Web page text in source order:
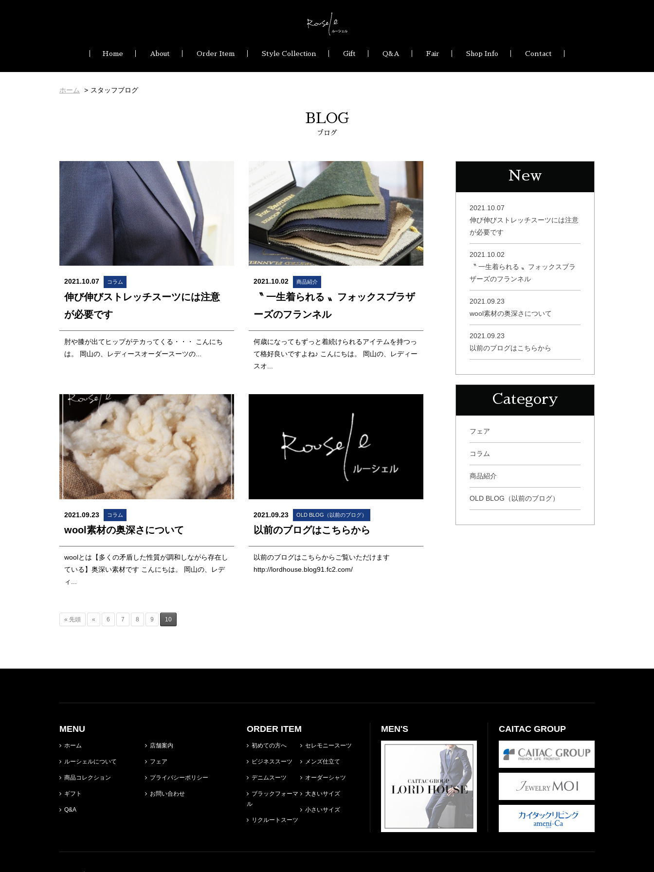
Home About Order Item Style Collection Gift Q&A Fair Shop Info Contact
ホーム スタッフブログ
BLOG
ブログ
2021.10.07 コラム
伸び伸びストレッチスーツには注意
が必要です
肘や膝が出てヒップがテカってくる・・・ こんにち
は。 岡山の、レディースオーダースーツの...
2021.10.02 商品紹介
〝 一生着られる 〟フォックスブラザ
ーズのフランネル
何歳になってもずっと着続けられるアイテムを持つっ
て格好良いですよね♪ こんにちは。 岡山の、レディー
スオ...
2021.09.23 コラム
wool素材の奥深さについて
woolとは【多くの矛盾した性質が調和しながら存在し
ている】奥深い素材です こんにちは。 岡山の、レデ
ィ...
2021.09.23 OLD BLOG（以前のブログ）
以前のブログはこちらから
以前のブログはこちらからご覧いただけます
http://lordhouse.blog91.fc2.com/
« 先頭 « 6 7 8 9 10
New
2021.10.07
伸び伸びストレッチスーツには注意
が必要です
2021.10.02
〝 一生着られる 〟フォックスブラ
ザーズのフランネル
2021.09.23
wool素材の奥深さについて
2021.09.23
以前のブログはこちらから
Category
フェア
コラム
商品紹介
OLD BLOG（以前のブログ）
MENU
ホーム
ルーシェルについて
商品コレクション
ギフト
Q&A
店舗案内
フェア
プライバシーポリシー
お問い合わせ
ORDER ITEM
初めての方へ
ビジネススーツ
デニムスーツ
ブラックフォーマ
ル
リクルートスーツ
セレモニースーツ
メンズ仕立て
オーダーシャツ
大きいサイズ
小さいサイズ
MEN'S CAITAC GROUP